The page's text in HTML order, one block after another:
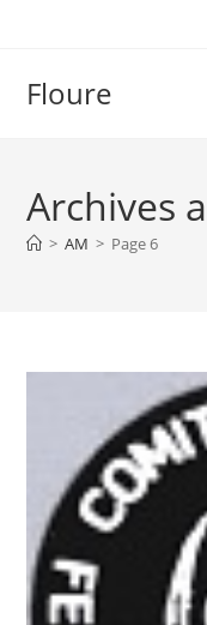
Floure
Archives
> AM > Page 6